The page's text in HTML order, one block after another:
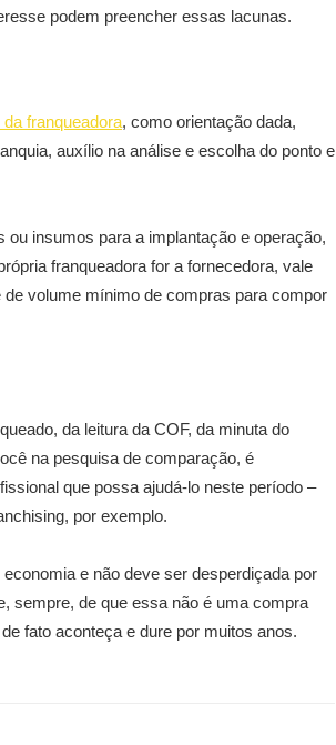
podem preencher essas lacunas.
franqueadora, como orientação dada,
auxílio na análise e escolha do ponto e
insumos para a implantação e operação,
franqueadora for a fornecedora, vale
volume mínimo de compras para compor
da leitura da COF, da minuta do
na pesquisa de comparação, é
que possa ajudá-lo neste período –
por exemplo.
e não deve ser desperdiçada por
sempre, de que essa não é uma compra
fato aconteça e dure por muitos anos.